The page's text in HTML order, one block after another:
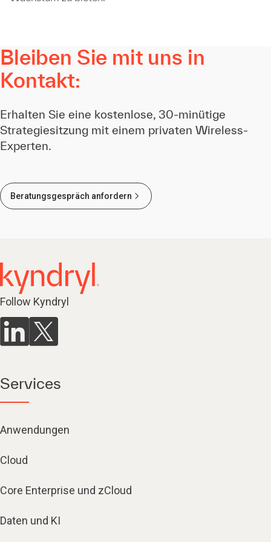
Bleiben Sie mit uns in
Kontakt:
Erhalten Sie eine kostenlose, 30-minütige
Strategiesitzung mit einem privaten Wireless-
Experten.
Beratungsgespräch anfordern
Follow Kyndryl
Services
Anwendungen
Cloud
Core Enterprise und zCloud
Daten und KI